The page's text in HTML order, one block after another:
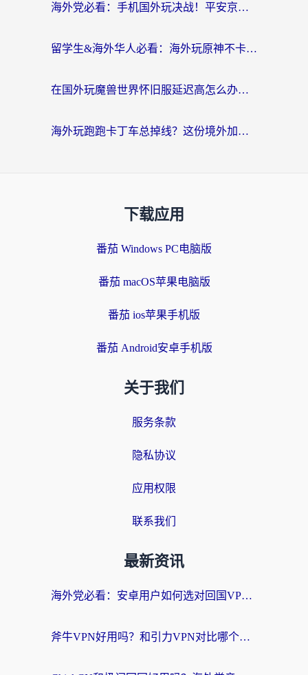
海外党必看：手机国外玩决战！平安京加速器推荐——解决延迟卡顿的终极方案
留学生&海外华人必看：海外玩原神不卡顿的秘密——原神加速器选择与使用全攻略
在国外玩魔兽世界怀旧服延迟高怎么办？老玩家亲测有效的加速器选择指南
海外玩跑跑卡丁车总掉线？这份境外加速指南帮你零延迟漂移！
下载应用
番茄 Windows PC电脑版
番茄 macOS苹果电脑版
番茄 ios苹果手机版
番茄 Android安卓手机版
关于我们
服务条款
隐私协议
应用权限
联系我们
最新资讯
海外党必看：安卓用户如何选对回国VPN？从踩坑到无缝访问的全攻略
斧牛VPN好用吗？和引力VPN对比哪个回国效果更好？海外党亲测3款加速器+避坑指南